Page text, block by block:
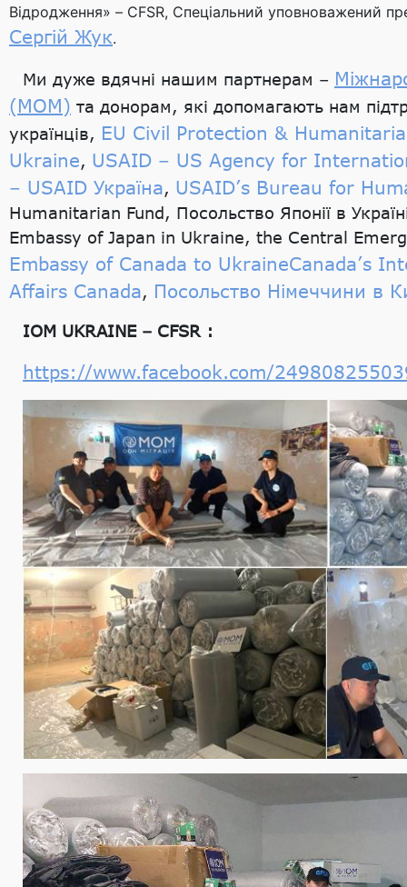
Відродження» – CFSR, Cпеціальний уповноважений
Сергій Жук.
Ми дуже вдячні нашим партнерам –
(МОМ) та донорам, які допомагають нам
українців, EU Civil Protection &
Ukraine, USAID – US Agency for
– USAID Україна, USAID’s Bureau for
Humanitarian Fund, Посольство Японії в
Embassy of Japan in Ukraine, the Central
Embassy of Canada to UkraineCanada’s
Affairs Canada, Посольство Німеччини в
IOM UKRAINE – CFSR :
https://www.facebook.com/